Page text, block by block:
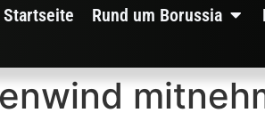
Startseite Rund um Borussia